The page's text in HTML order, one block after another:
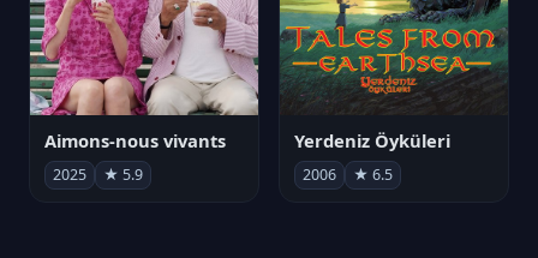
Aimons-nous vivants
2025 ★ 5.9
Yerdeniz Öyküleri
2006 ★ 6.5